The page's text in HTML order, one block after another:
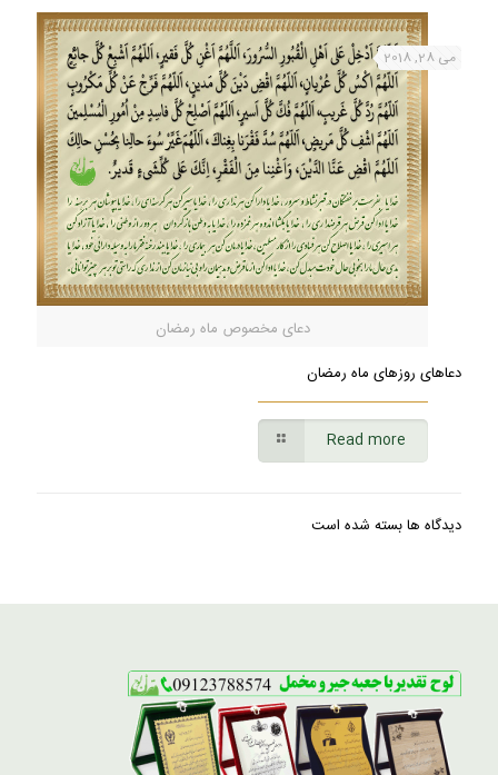
دعای مخصوص ماه رمضان
می 28, 2018
دعاهای روزهای ماه رمضان
Read more
دیدگاه ها بسته شده است